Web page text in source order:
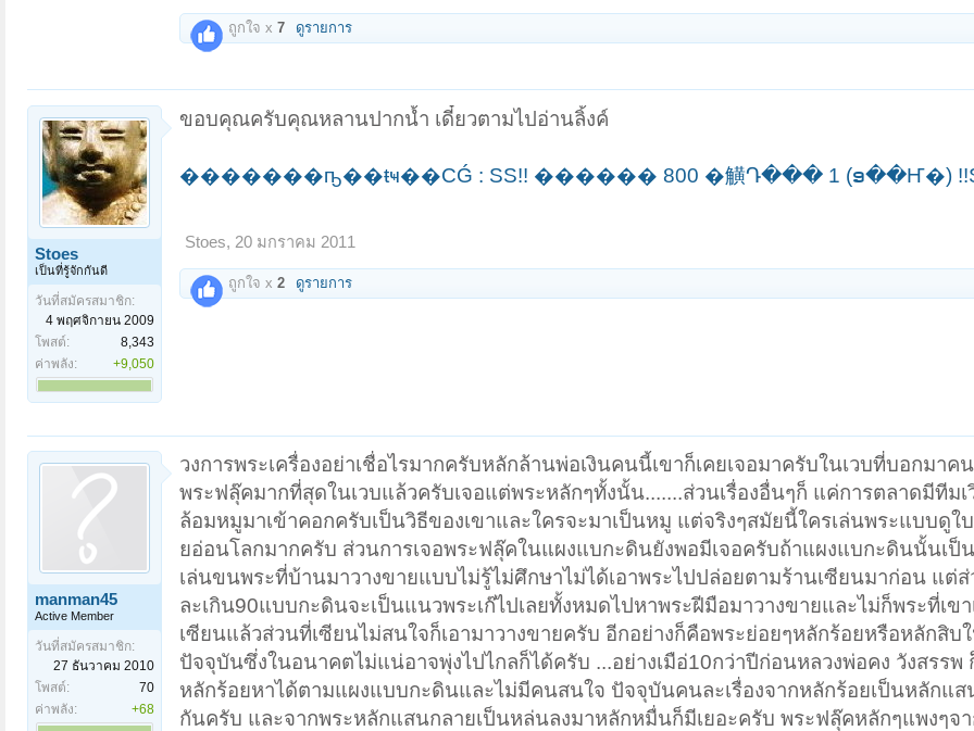
ถูกใจ x 7 ดูรายการ
Stoes
เป็นที่รู้จักกันดี
วันที่สมัครสมาชิก:
4 พฤศจิกายน 2009
โพสต์:
8,343
ค่าพลัง:
+9,050
ขอบคุณครับคุณหลานปากน้ำ เดี๋ยวตามไปอ่านลิ้งค์
�������ҧ��ŧҹ��СǴ : SS!! ������ 800 �觵Դ��� 1 (ອ��Ҥ�)
Stoes, 20 มกราคม 2011
ถูกใจ x 2 ดูรายการ
manman45
Active Member
วันที่สมัครสมาชิก:
27 ธันวาคม 2010
โพสต์:
70
ค่าพลัง:
+68
วงการพระเครื่องอย่าเชื่อไรมากครับหลักล้านพ่อเงินคนนี้เขาก็เคยเจอมาครับในเวบที่บอกมาค
พระฟลุ๊คมากที่สุดในเวบแล้วครับเจอแต่พระหลักๆทั้งนั้น.......ส่วนเรื่องอื่นๆก็ แค่การตลาดมีทีม
ล้อมหมูมาเข้าคอกครับเป็นวิธีของเขาและใครจะมาเป็นหมู แต่จริงๆสมัยนี้ใครเล่นพระแบบดูใ
ยอ่อนโลกมากครับ ส่วนการเจอพระฟลุ๊คในแผงแบกะดินยังพอมีเจอครับถ้าแผงแบกะดินนั้นเป็
เล่นขนพระที่บ้านมาวางขายแบบไม่รู้ไม่ศึกษาไม่ได้เอาพระไปปล่อยตามร้านเซียนมาก่อน แต่
ละเกิน90แบบกะดินจะเป็นแนวพระเก๊ไปเลยทั้งหมดไปหาพระฝีมือมาวางขายและไม่ก็พระที่เข
เซียนแล้วส่วนที่เซียนไม่สนใจก็เอามาวางขายครับ อีกอย่างก็คือพระย่อยๆหลักร้อยหรือหลักสิบ
ปัจจุบันซึ่งในอนาคตไม่แน่อาจพุ่งไปไกลก็ได้ครับ ...อย่างเมือ่10กว่าปีก่อนหลวงพ่อคง วังสรรพ
หลักร้อยหาได้ตามแผงแบบกะดินและไม่มีคนสนใจ ปัจจุบันคนละเรื่องจากหลักร้อยเป็นหลักแส
กันครับ และจากพระหลักแสนกลายเป็นหล่นลงมาหลักหมื่นก็มีเยอะครับ พระฟลุ๊คหลักๆแพงๆจ